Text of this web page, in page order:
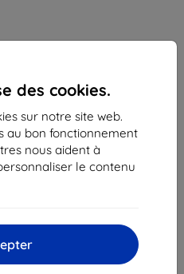
des cookies.
sur notre site web.
au bon fonctionnement
nous aident à
le contenu